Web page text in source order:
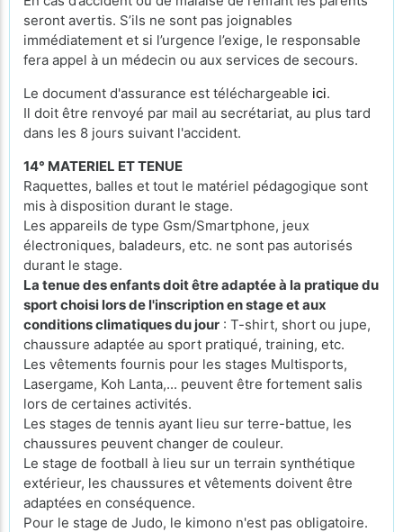
seront avertis. S’ils ne sont pas joignables
immédiatement et si l’urgence l’exige, le responsable
fera appel à un médecin ou aux services de secours.
Le document d'assurance est téléchargeable ici.
Il doit être renvoyé par mail au secrétariat, au plus tard
dans les 8 jours suivant l'accident.
14° MATERIEL ET TENUE
Raquettes, balles et tout le matériel pédagogique sont
mis à disposition durant le stage.
Les appareils de type Gsm/Smartphone, jeux
électroniques, baladeurs, etc. ne sont pas autorisés
durant le stage.
La tenue des enfants doit être adaptée à la pratique du
sport choisi lors de l'inscription en stage et aux
conditions climatiques du jour : T-shirt, short ou jupe,
chaussure adaptée au sport pratiqué, training, etc.
Les vêtements fournis pour les stages Multisports,
Lasergame, Koh Lanta,... peuvent être fortement salis
lors de certaines activités.
Les stages de tennis ayant lieu sur terre-battue, les
chaussures peuvent changer de couleur.
Le stage de football à lieu sur un terrain synthétique
extérieur, les chaussures et vêtements doivent être
adaptées en conséquence.
Pour le stage de Judo, le kimono n'est pas obligatoire.